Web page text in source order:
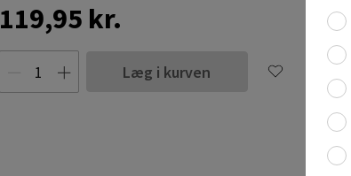
119,95 kr.
Læg i kurven